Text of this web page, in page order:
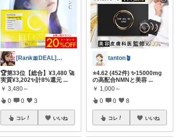
[Rank🎀DEAL]毎日コレ＠ano
🏆第33位【総合】¥3,480 🚀
実質¥3,202✨計8%還元 ...
￥ 3,480～
0 0 3
コレ いいね
tanton🪴
⭐4.62 (452件) ✨15000mg
の高配合NMNと美容 ...
￥ 1,000～
0 0 8
コレ いいね